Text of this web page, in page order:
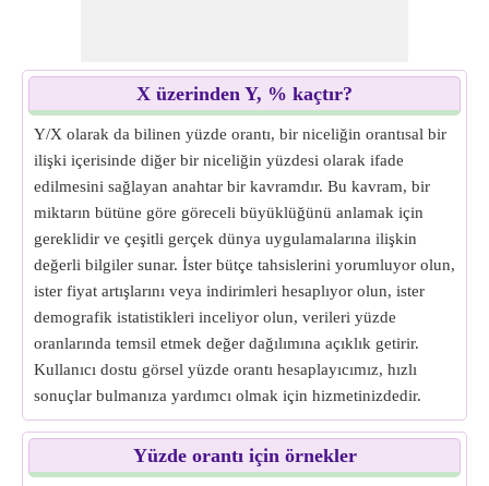
X üzerinden Y, % kaçtır?
Y/X olarak da bilinen yüzde orantı, bir niceliğin orantısal bir
ilişki içerisinde diğer bir niceliğin yüzdesi olarak ifade
edilmesini sağlayan anahtar bir kavramdır. Bu kavram, bir
miktarın bütüne göre göreceli büyüklüğünü anlamak için
gereklidir ve çeşitli gerçek dünya uygulamalarına ilişkin
değerli bilgiler sunar. İster bütçe tahsislerini yorumluyor olun,
ister fiyat artışlarını veya indirimleri hesaplıyor olun, ister
demografik istatistikleri inceliyor olun, verileri yüzde
oranlarında temsil etmek değer dağılımına açıklık getirir.
Kullanıcı dostu görsel yüzde orantı hesaplayıcımız, hızlı
sonuçlar bulmanıza yardımcı olmak için hizmetinizdedir.
Yüzde orantı için örnekler